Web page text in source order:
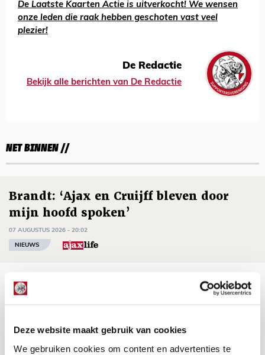
Deze website maakt gebruik van cookies
We gebruiken cookies om content en advertenties te
De Laatste Kaarten Actie is uitverkocht! We wensen
onze leden die raak hebben geschoten vast veel
plezier!
De Redactie
Bekijk alle berichten van De Redactie
NET BINNEN //
Brandt: ‘Ajax en Cruijff bleven door
mijn hoofd spoken’
07 AUGUSTUS 2026 - 20:02
NIEUWS
Míchel geeft blessure-update en
spreekt over Godts, Baas en
07 AUGUSTUS 2026 - 14:13
NIEUWS